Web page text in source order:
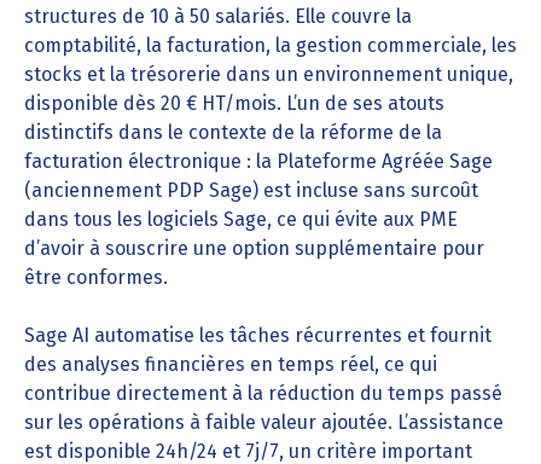
structures de 10 à 50 salariés. Elle couvre la
comptabilité, la facturation, la gestion commerciale, les
stocks et la trésorerie dans un environnement unique,
disponible dès 20 € HT/mois. L’un de ses atouts
distinctifs dans le contexte de la réforme de la
facturation électronique : la Plateforme Agréée Sage
(anciennement PDP Sage) est incluse sans surcoût
dans tous les logiciels Sage, ce qui évite aux PME
d’avoir à souscrire une option supplémentaire pour
être conformes.
Sage AI automatise les tâches récurrentes et fournit
des analyses financières en temps réel, ce qui
contribue directement à la réduction du temps passé
sur les opérations à faible valeur ajoutée. L’assistance
est disponible 24h/24 et 7j/7, un critère important